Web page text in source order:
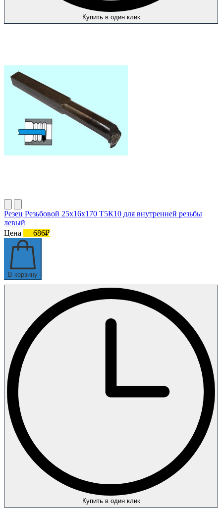
Купить в один клик
Резец Резьбовой 25х16х170 Т5К10 для внутренней резьбы
левый
Цена
686₽
В корзину
Купить в один клик